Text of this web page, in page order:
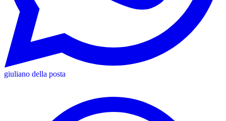
giuliano della posta